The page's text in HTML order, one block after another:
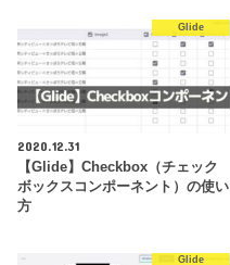
Glide
2020.12.31
【Glide】Checkbox（チェック
ボックスコンポーネント）の使い
方
Glide